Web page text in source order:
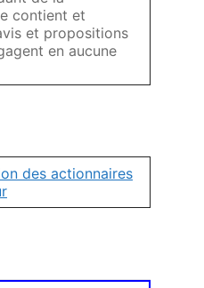
contient et
et propositions
en aucune
des actionnaires